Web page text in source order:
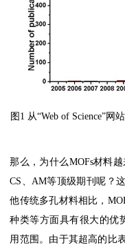
图1 从“Web of Science”网
那么，为什么MOFs材料越
CS、AM等顶级期刊呢？
他传统多孔材料相比，
种类等方面具有很大的优
用范围。由于其超高的比